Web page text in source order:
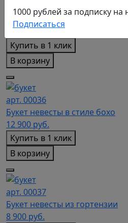
арт. 00035
Букет невесты с голубой
9 500руб.
Купить в 1 клик
В корзину
арт. 00036
Букет невесты в стиле бохо
12 900 руб.
Купить в 1 клик
В корзину
арт. 00037
Букет невесты из гортензии
8 900 руб.
1000 рублей за подписку
Подписаться